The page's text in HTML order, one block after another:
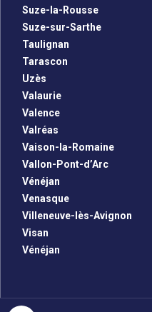
Suze-la-Rousse
Suze-sur-Sarthe
Taulignan
Tarascon
Uzès
Valaurie
Valence
Valréas
Vaison-la-Romaine
Vallon-Pont-d’Arc
Vénéjan
Venasque
Villeneuve-lès-Avignon
Visan
Vénéjan